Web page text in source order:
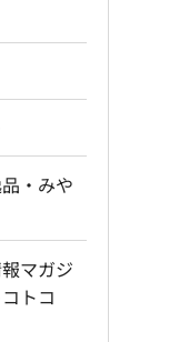
・みや
マガジ
トコ